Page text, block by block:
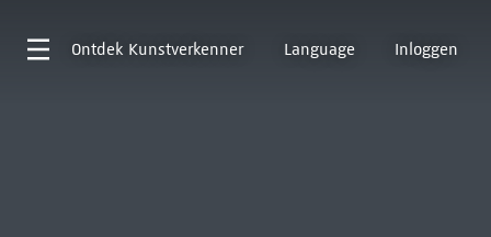
Ontdek Kunstverkenner Language Inloggen